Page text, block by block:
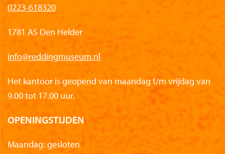
0223-618320
1781 AS Den Helder
info@reddingmuseum.nl
Het kantoor is geopend van maandag t/m vrijdag van
9.00 tot 17.00 uur.
OPENINGSTIJDEN
Maandag: gesloten